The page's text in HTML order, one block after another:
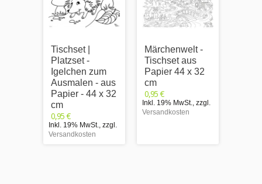
Tischset |
Platzset -
Igelchen zum
Ausmalen - aus
Papier - 44 x 32
cm
0,95 €
Inkl. 19% MwSt., zzgl.
Versandkosten
Märchenwelt -
Tischset aus
Papier 44 x 32
cm
0,95 €
Inkl. 19% MwSt., zzgl.
Versandkosten